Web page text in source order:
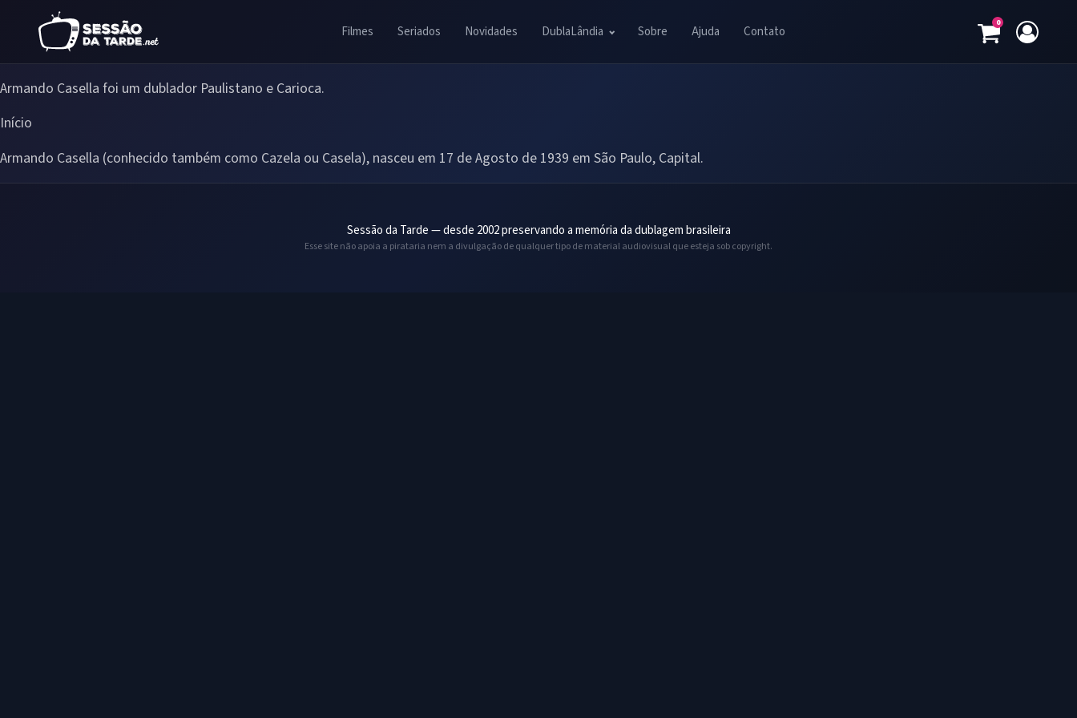
Filmes Seriados Novidades DublaLândia Sobre Ajuda Contato
0
Armando Casella foi um dublador Paulistano e Carioca.
Início
Armando Casella (conhecido também como Cazela ou Casela), nasceu em 17 de Agosto de 1939 em São Paulo, Capital.
Sessão da Tarde — desde 2002 preservando a memória da dublagem brasileira
Esse site não apoia a pirataria nem a divulgação de qualquer tipo de material audiovisual que esteja sob copyright.